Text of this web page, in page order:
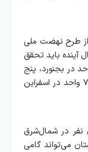
از طرح نهضت ملی
سال آینده باید تحقق
این چارچوب، ساخت ۲۲ هزار و ۱۴۲ واحد در بجنورد، پنج
هزار و ۵۶۸ واحد در شیروان و هفت هزار و ۷۹۸ واحد در اسفراین
نفر در شمال‌شرق
می‌تواند گامی